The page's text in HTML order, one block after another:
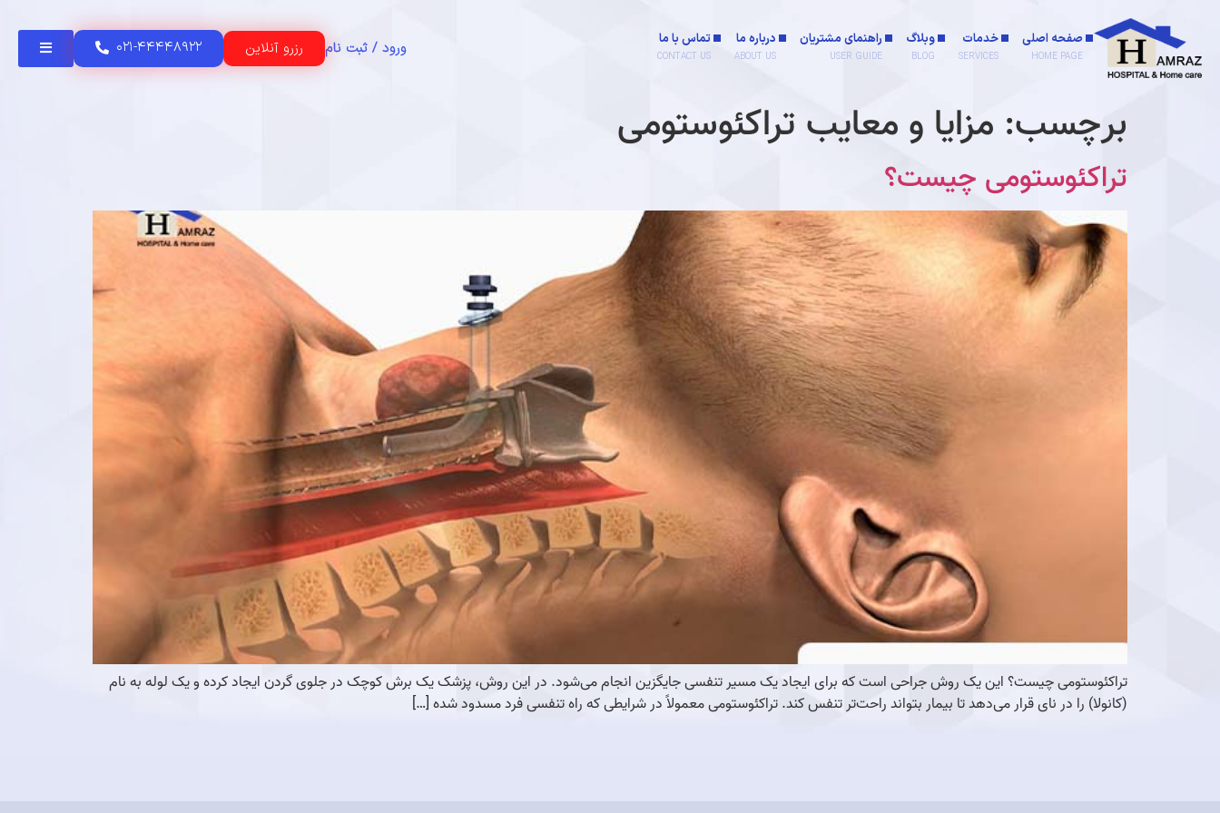
صفحه اصلی
HOME PAGE
خدمات
SERVICES
وبلاگ
BLOG
راهنمای مشتریان
USER GUIDE
درباره ما
ABOUT US
تماس با ما
CONTACT US ورود / ثبت نام رزرو آنلاین ۰۲۱-۴۴۴۴۸۹۲۲
برچسب: مزایا و معایب تراکئوستومی
تراکئوستومی چیست؟
تراکئوستومی چیست؟ این یک روش جراحی است که برای ایجاد یک مسیر تنفسی جایگزین انجام می‌شود. در این روش، پزشک یک برش کوچک در جلوی گردن ایجاد کرده و یک لوله به نام
(کانولا) را در نای قرار می‌دهد تا بیمار بتواند راحت‌تر تنفس کند. تراکئوستومی معمولاً در شرایطی که راه تنفسی فرد مسدود شده […]